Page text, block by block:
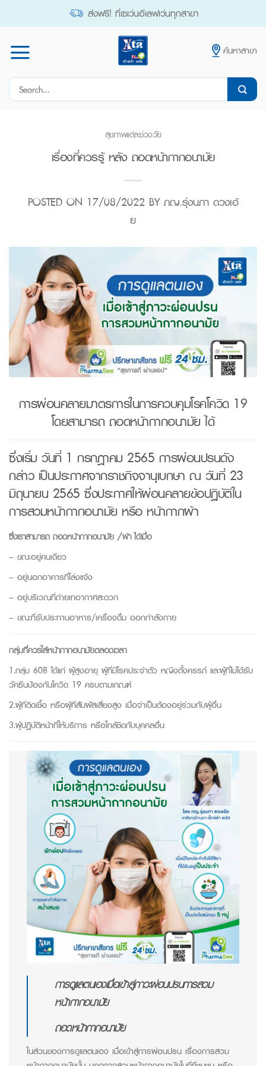
ส่งฟรี! ที่เซเว่นอีเลฟเว่นทุกสาขา
ค้นหาสาขา
Search
สุขภาพแต่ละช่วงวัย
เรื่องที่ควรรู้ หลัง ถอดหน้ากากอนามัย
POSTED ON 17/08/2022 BYภญ.รุ่งนภา ดวงเอ้
ย
การผ่อนคลายมาตรการในการควบคุมโรคโควิด 19
โดยสามารถ ถอดหน้ากากอนามัย ได้
ซึ่งเริ่ม วันที่ 1 กรกฎาคม 2565 การผ่อนปรนดัง
กล่าว เป็นประกาศจากราชกิจจานุเบกษา ณ วันที่ 23
มิถุนายน 2565 ซึ่งประกาศให้ผ่อนคลายข้อปฏิบัติใน
การสวมหน้ากากอนามัย หรือ หน้ากากผ้า
ซึ่งเราสามารถ ถอดหน้ากากอนามัย /ผ้า ได้เมื่อ
– ขณะอยู่คนเดียว
– อยู่นอกอาคารที่โล่งแจ้ง
– อยู่บริเวณที่ถ่ายเทอากาศสะดวก
– ขณะที่รับประทานอาหาร/เครื่องดื่ม ออกกำลังกาย
กลุ่มที่ควรใส่หน้ากากอนามัยตลอดเวลา
1.กลุ่ม 608 ได้แก่ ผู้สูงอายุ ผู้ที่มีโรคประจำตัว หญิงตั้งครรภ์ และผู้ที่ไม่ได้รับ
วัคซีนป้องกันโควิด 19 ครบตามเกณฑ์
2.ผู้ที่ติดเชื้อ หรือผู้ที่สัมผัสเสี่ยงสูง เมื่อจำเป็นต้องอยู่ร่วมกับผู้อื่น
3.ผู้ปฏิบัติหน้าที่ให้บริการ หรือใกล้ชิดกับบุคคลอื่น
การดูแลตนเองเมื่อเข้าสู่ภาวะผ่อนปรนการสวม
หน้ากากอนามัย
ถอดหน้ากากอนามัย
ในส่วนของการดูแลตนเอง เมื่อเข้าสู่การผ่อนปรน เรื่องการสวม